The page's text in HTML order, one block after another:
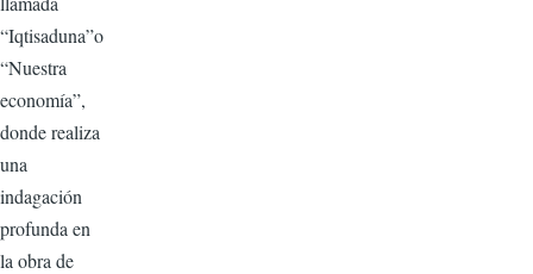
“Iqtisaduna”o
“Nuestra
economía”,
donde realiza
una
indagación
profunda en
la obra de